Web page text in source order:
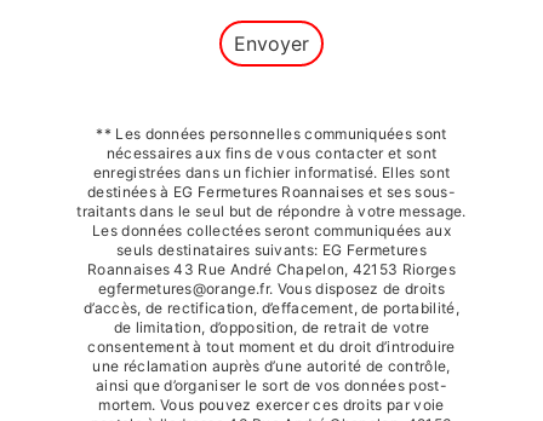
Envoyer
** Les données personnelles communiquées sont
nécessaires aux fins de vous contacter et sont
enregistrées dans un fichier informatisé. Elles sont
destinées à EG Fermetures Roannaises et ses sous-
traitants dans le seul but de répondre à votre message.
Les données collectées seront communiquées aux
seuls destinataires suivants: EG Fermetures
Roannaises 43 Rue André Chapelon, 42153 Riorges
egfermetures@orange.fr. Vous disposez de droits
d’accès, de rectification, d’effacement, de portabilité,
de limitation, d’opposition, de retrait de votre
consentement à tout moment et du droit d’introduire
une réclamation auprès d’une autorité de contrôle,
ainsi que d’organiser le sort de vos données post-
mortem. Vous pouvez exercer ces droits par voie